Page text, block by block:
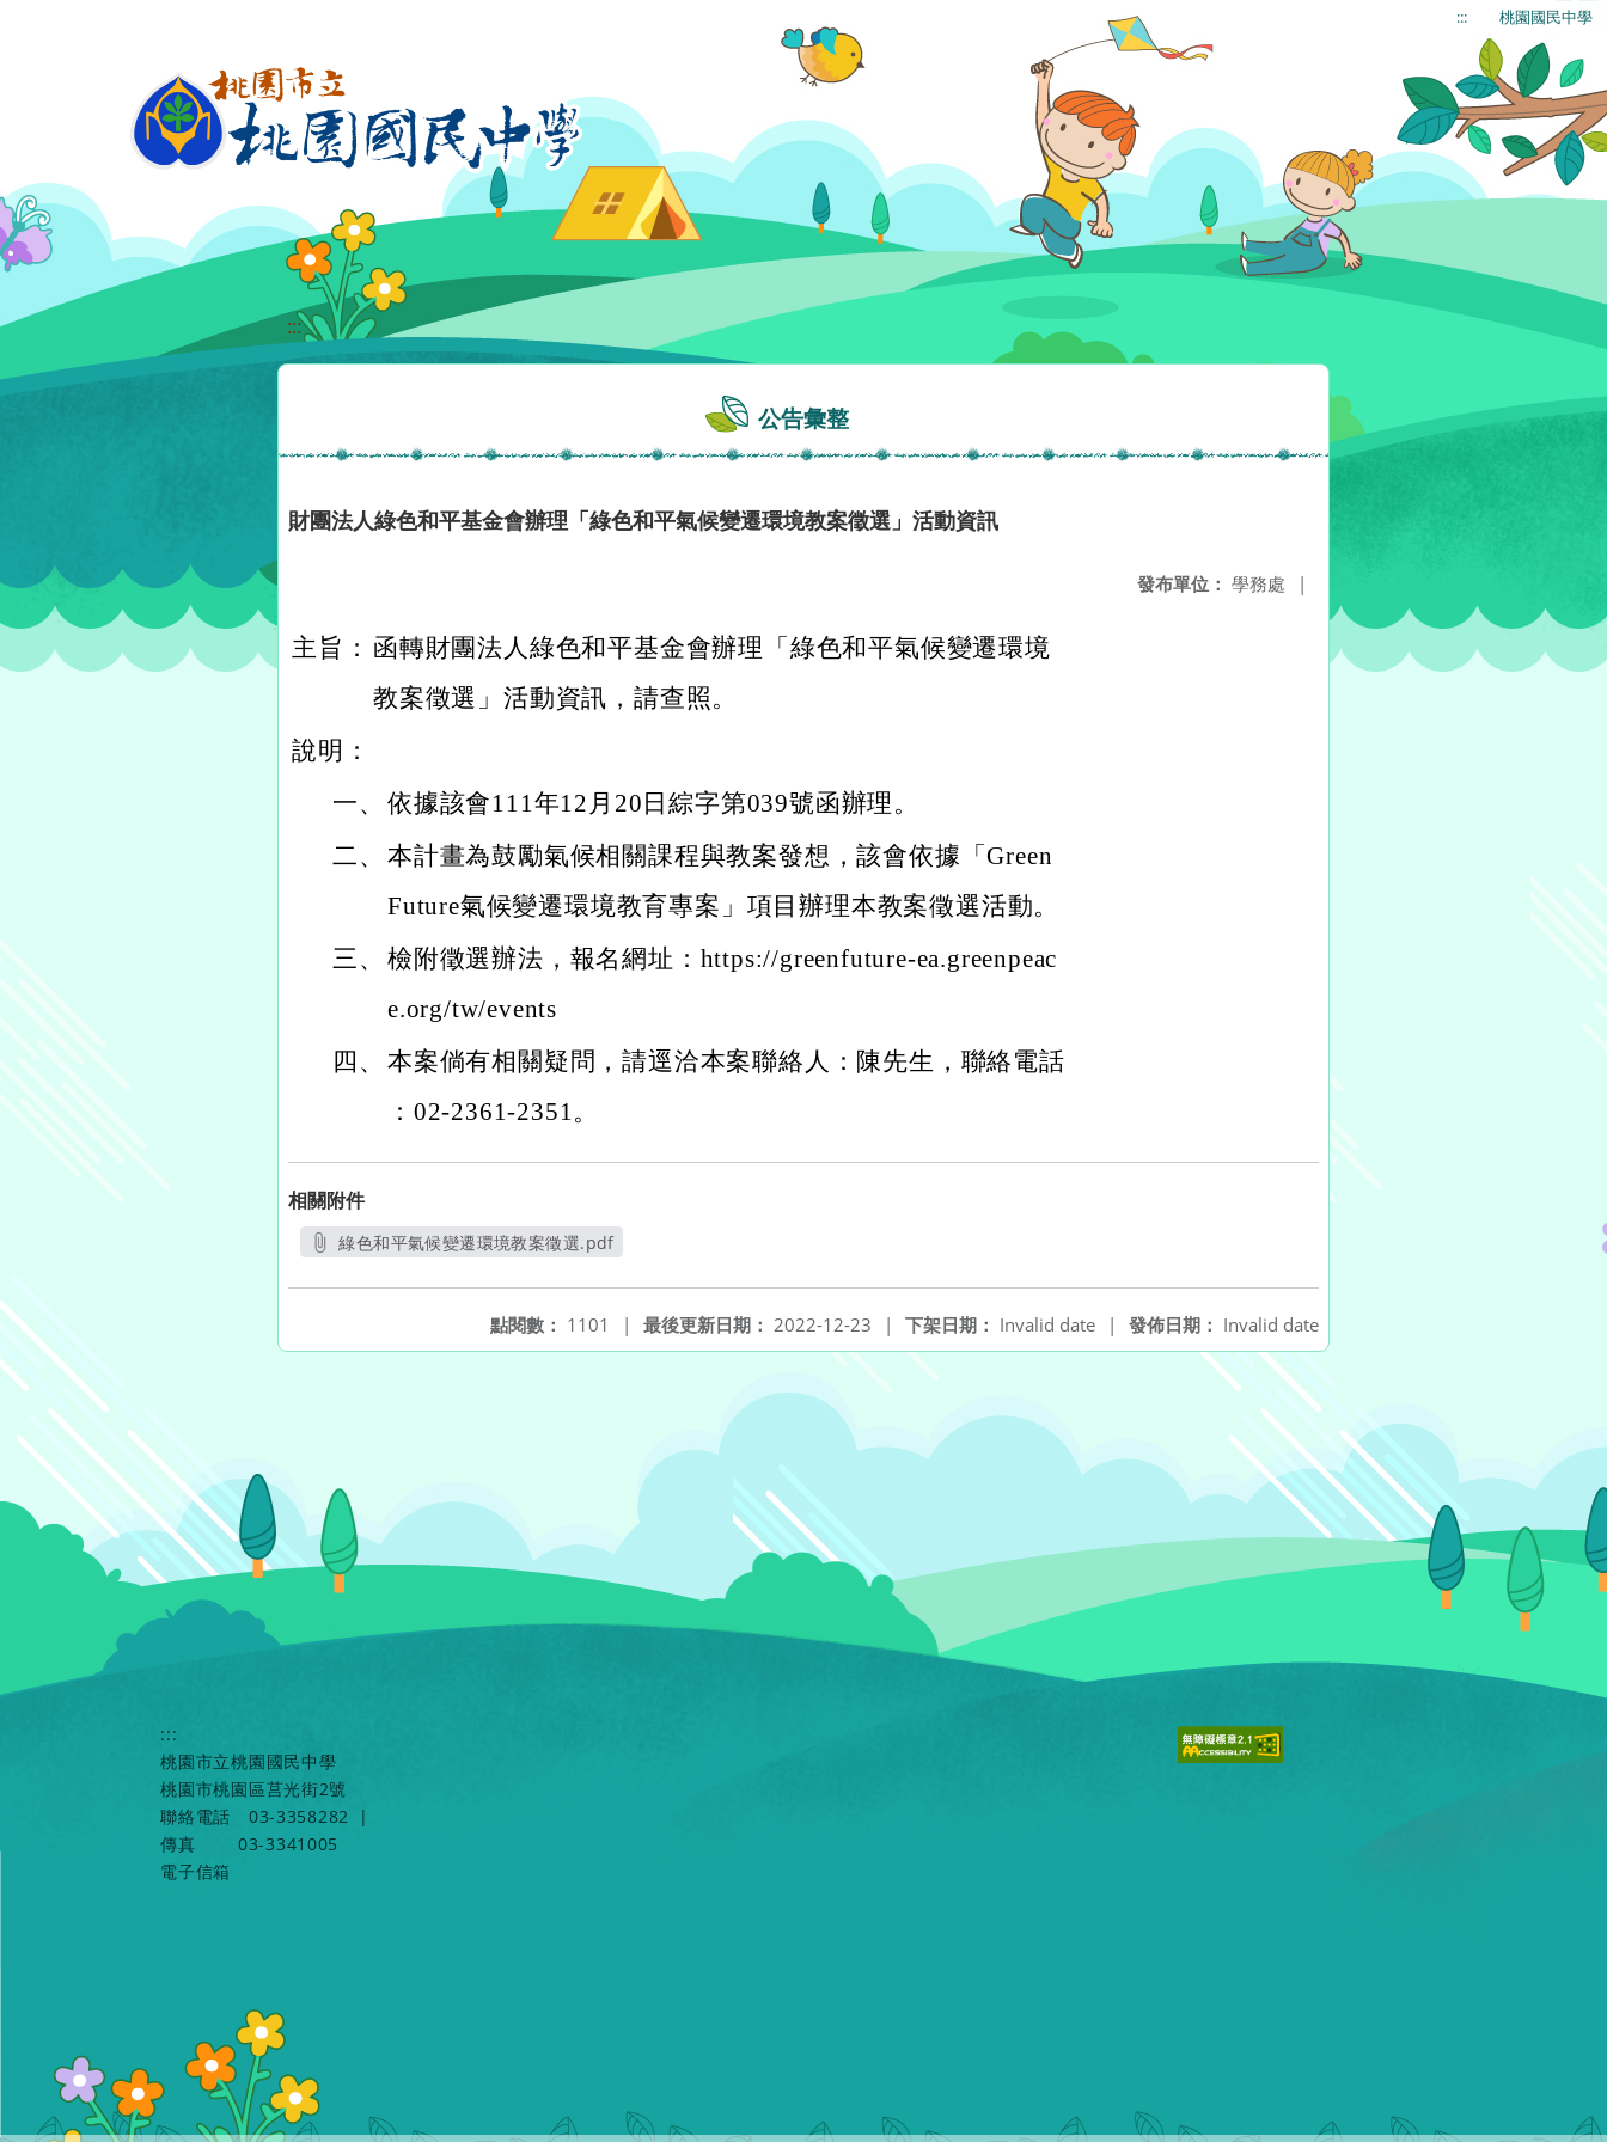
::: 桃園國民中學
:::
公告彙整
財團法人綠色和平基金會辦理「綠色和平氣候變遷環境教案徵選」活動資訊
發布單位： 學務處 |
主旨： 函轉財團法人綠色和平基金會辦理「綠色和平氣候變遷環境
教案徵選」活動資訊，請查照。
說明：
一、 依據該會111年12月20日綜字第039號函辦理。
二、 本計畫為鼓勵氣候相關課程與教案發想，該會依據「Green
Future氣候變遷環境教育專案」項目辦理本教案徵選活動。
三、 檢附徵選辦法，報名網址：https://greenfuture-ea.greenpeac
e.org/tw/events
四、 本案倘有相關疑問，請逕洽本案聯絡人：陳先生，聯絡電話
：02-2361-2351。
相關附件
綠色和平氣候變遷環境教案徵選.pdf
發佈日期： Invalid date
下架日期： Invalid date |
最後更新日期： 2022-12-23 |
點閱數： 1101 |
:::
桃園市立桃園國民中學
桃園市桃園區莒光街2號
聯絡電話
03-3358282
|
傳真
03-3341005
電子信箱